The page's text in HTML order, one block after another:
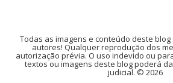
Todas as imagens e conteúdo deste
autores! Qualquer reprodução dos
autorização prévia. O uso indevido ou
textos ou imagens deste blog poderá
judicial. © 2026